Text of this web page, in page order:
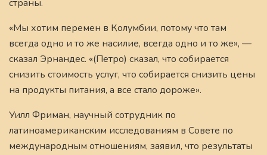
страны.
«Мы хотим перемен в Колумбии, потому что там
всегда одно и то же насилие, всегда одно и то же», —
сказал Эрнандес. «(Петро) сказал, что собирается
снизить стоимость услуг, что собирается снизить цены
на продукты питания, а все стало дороже».
Уилл Фриман, научный сотрудник по
латиноамериканским исследованиям в Совете по
международным отношениям, заявил, что результаты